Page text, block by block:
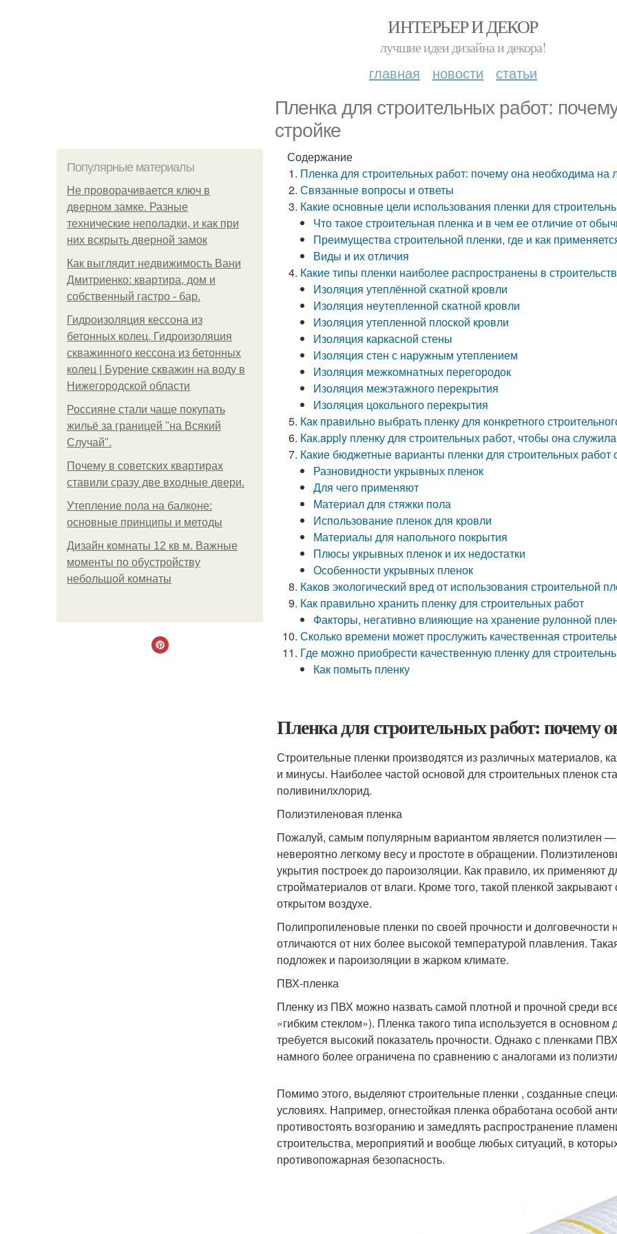
ИНТЕРЬЕР И ДЕКОР
лучшие идеи дизайна и декора!
главная новости статьи
Пленка для строительных работ:
стройке
Популярные материалы
Не проворачивается ключ в
дверном замке. Разные
технические неполадки, и как при
них вскрыть дверной замок
Как выглядит недвижимость Вани
Дмитриенко: квартира, дом и
собственный гастро - бар.
Гидроизоляция кессона из
бетонных колец. Гидроизоляция
скважинного кессона из бетонных
колец | Бурение скважин на воду в
Нижегородской области
Россияне стали чаще покупать
жильё за границей "на Всякий
Случай".
Почему в советских квартирах
ставили сразу две входные двери.
Утепление пола на балконе:
основные принципы и методы
Дизайн комнаты 12 кв м. Важные
моменты по обустройству
небольшой комнаты
Содержание
Пленка для строительных работ: почему она необходима на
Связанные вопросы и ответы
Какие основные цели использования пленки для
Что такое строительная пленка и в чем ее отличие от
Преимущества строительной пленки, где и как
Виды и их отличия
Какие типы пленки наиболее распространены в
Изоляция утеплённой скатной кровли
Изоляция неутепленной скатной кровли
Изоляция утепленной плоской кровли
Изоляция каркасной стены
Изоляция стен с наружным утеплением
Изоляция межкомнатных перегородок
Изоляция межэтажного перекрытия
Изоляция цокольного перекрытия
Как правильно выбрать пленку для конкретного
Как.apply пленку для строительных работ, чтобы она
Какие бюджетные варианты пленки для строительных работ
Разновидности укрывных пленок
Для чего применяют
Материал для стяжки пола
Использование пленок для кровли
Материалы для напольного покрытия
Плюсы укрывных пленок и их недостатки
Особенности укрывных пленок
Каков экологический вред от использования строительной
Как правильно хранить пленку для строительных работ
Факторы, негативно влияющие на хранение рулонной
Сколько времени может прослужить качественная
Где можно приобрести качественную пленку для
Как помыть пленку
Пленка для строительных работ: почему
Строительные пленки производятся из различных материалов,
и минусы. Наиболее частой основой для строительных пленок
поливинилхлорид.
Полиэтиленовая пленка
Пожалуй, самым популярным вариантом является полиэтилен —
невероятно легкому весу и простоте в обращении.
укрытия построек до пароизоляции. Как правило, их
стройматериалов от влаги. Кроме того, такой пленкой
открытом воздухе.
Полипропиленовые пленки по своей прочности и
отличаются от них более высокой температурой плавления.
подложек и пароизоляции в жарком климате.
ПВХ-пленка
Пленку из ПВХ можно назвать самой плотной и прочной среди
«гибким стеклом»). Пленка такого типа используется в
требуется высокий показатель прочности. Однако с пленками
намного более ограничена по сравнению с аналогами из
Помимо этого, выделяют строительные пленки , созданные
условиях. Например, огнестойкая пленка обработана особой
противостоять возгоранию и замедлять распространение
строительства, мероприятий и вообще любых ситуаций, в
противопожарная безопасность.